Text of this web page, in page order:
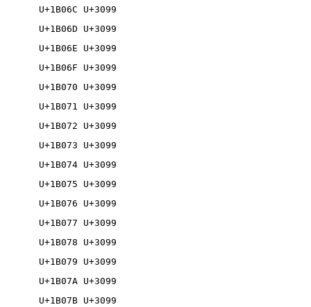
U+1B06C U+3099
U+1B06D U+3099
U+1B06E U+3099
U+1B06F U+3099
U+1B070 U+3099
U+1B071 U+3099
U+1B072 U+3099
U+1B073 U+3099
U+1B074 U+3099
U+1B075 U+3099
U+1B076 U+3099
U+1B077 U+3099
U+1B078 U+3099
U+1B079 U+3099
U+1B07A U+3099
U+1B07B U+3099